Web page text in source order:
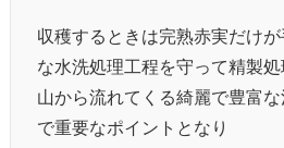
収穫するときは完熟赤実だけ
な水洗処理工程を守って精製処
山から流れてくる綺麗で豊富
で重要なポイントとなり